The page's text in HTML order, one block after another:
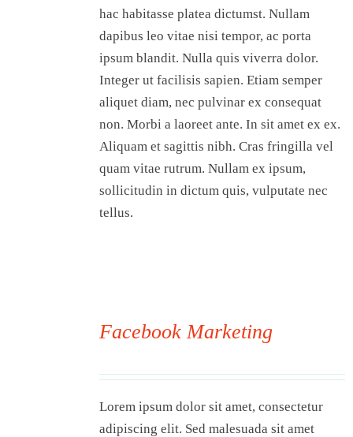
hac habitasse platea dictumst. Nullam
dapibus leo vitae nisi tempor, ac porta
ipsum blandit. Nulla quis viverra dolor.
Integer ut facilisis sapien. Etiam semper
aliquet diam, nec pulvinar ex consequat
non. Morbi a laoreet ante. In sit amet ex ex.
Aliquam et sagittis nibh. Cras fringilla vel
quam vitae rutrum. Nullam ex ipsum,
sollicitudin in dictum quis, vulputate nec
tellus.
Facebook Marketing
Lorem ipsum dolor sit amet, consectetur
adipiscing elit. Sed malesuada sit amet